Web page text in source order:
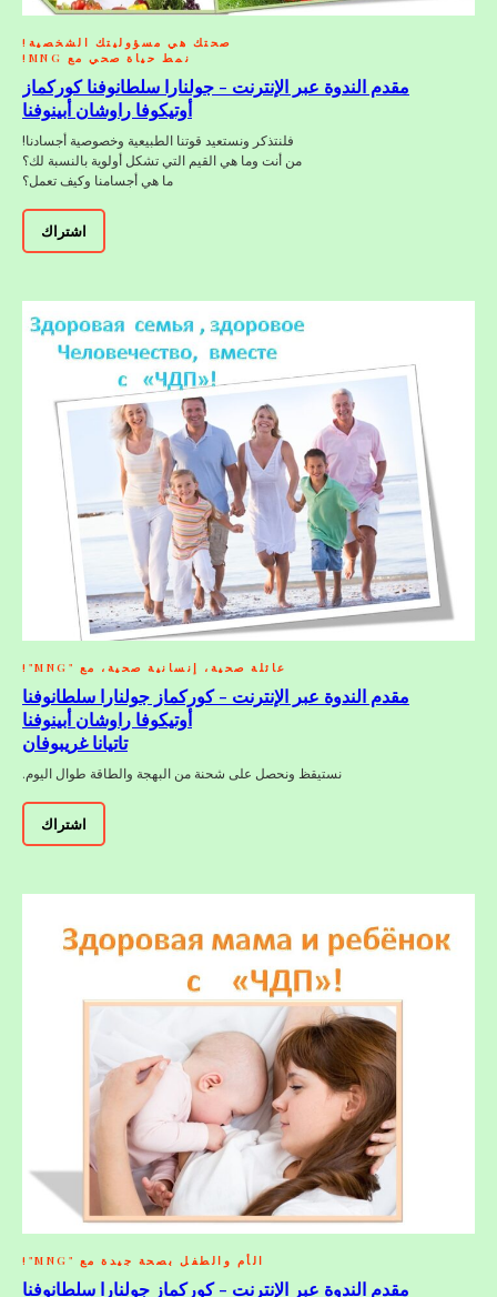
صحتك هي مسؤوليتك الشخصية!
نمط حياة صحي مع MNG!
مقدم الندوة عبر الإنترنت - جولنارا سلطانوفنا كوركماز
أوتيكوفا راوشان أبينوفنا
فلنتذكر ونستعيد قوتنا الطبيعية وخصوصية أجسادنا!
من أنت وما هي القيم التي تشكل أولوية بالنسبة لك؟
ما هي أجسامنا وكيف تعمل؟
اشتراك
عائلة صحية، إنسانية صحية، مع "MNG"!
مقدم الندوة عبر الإنترنت - كوركماز جولنارا سلطانوفنا
أوتيكوفا راوشان أبينوفنا
تاتيانا غريبوفان
نستيقظ ونحصل على شحنة من البهجة والطاقة طوال اليوم.
اشتراك
الأم والطفل بصحة جيدة مع "MNG"!
مقدم الندوة عبر الإنترنت - كوركماز جولنارا سلطانوفنا